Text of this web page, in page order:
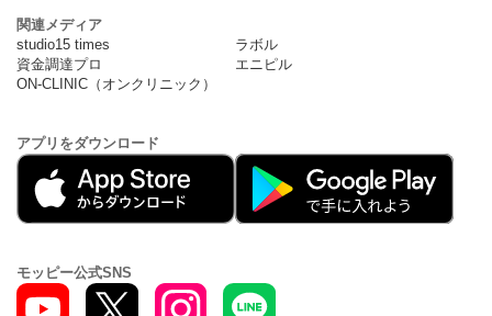
関連メディア
studio15 times
ラボル
資金調達プロ
エニピル
ON-CLINIC（オンクリニック）
アプリをダウンロード
モッピー公式SNS